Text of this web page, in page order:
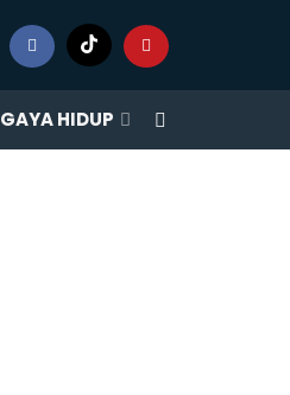
GAYA HIDUP